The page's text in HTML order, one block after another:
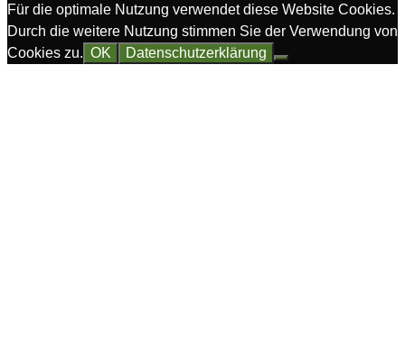
Für die optimale Nutzung verwendet diese Website Cookies.
Durch die weitere Nutzung stimmen Sie der Verwendung von
Cookies zu. OK Datenschutzerklärung